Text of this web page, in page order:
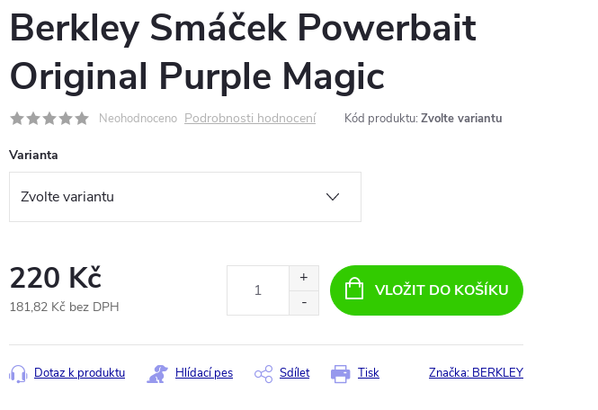
Berkley Smáček Powerbait
Original Purple Magic
Neohodnoceno Podrobnosti hodnocení Kód produktu: Zvolte variantu
Varianta
220 Kč
181,82 Kč bez DPH
cena:
VLOŽIT DO KOŠÍKU
Tisk
Dotaz k produktu Hlídací pes Sdílet Značka: BERKLEY